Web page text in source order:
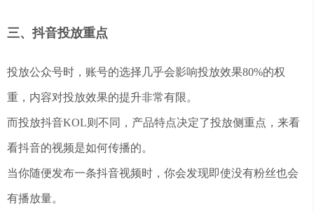
三、抖音投放重点
投放公众号时，账号的选择几乎会影响投放效果80%的权
重，内容对投放效果的提升非常有限。
而投放抖音KOL则不同，产品特点决定了投放侧重点，来看
看抖音的视频是如何传播的。
当你随便发布一条抖音视频时，你会发现即使没有粉丝也会
有播放量。